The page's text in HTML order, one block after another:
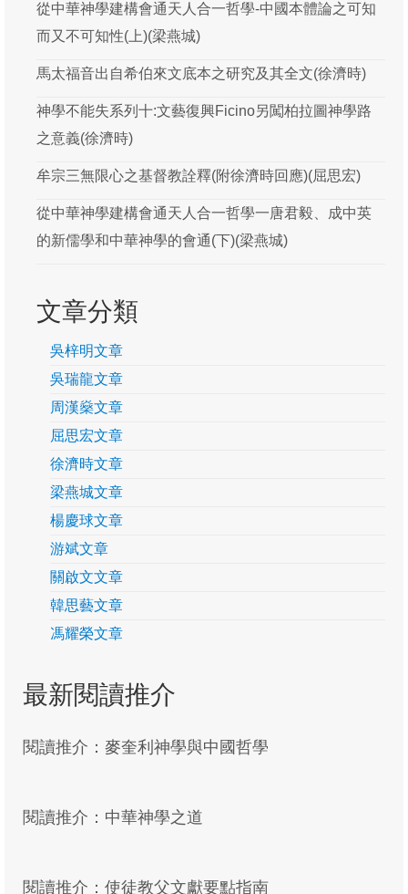
從中華神學建構會通天人合一哲學-中國本體論之可知
而又不可知性(上)(梁燕城)
馬太福音出自希伯來文底本之研究及其全文(徐濟時)
神學不能失系列十:文藝復興Ficino另闖柏拉圖神學路
之意義(徐濟時)
牟宗三無限心之基督教詮釋(附徐濟時回應)(屈思宏)
從中華神學建構會通天人合一哲學一唐君毅、成中英
的新儒學和中華神學的會通(下)(梁燕城)
文章分類
吳梓明文章
吳瑞龍文章
周漢燊文章
屈思宏文章
徐濟時文章
梁燕城文章
楊慶球文章
游斌文章
關啟文文章
韓思藝文章
馮耀榮文章
最新閱讀推介
閱讀推介：麥奎利神學與中國哲學
閱讀推介：中華神學之道
閱讀推介：使徒教父文獻要點指南